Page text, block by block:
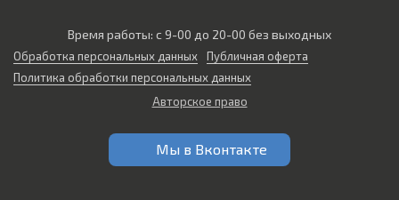
Время работы: с 9-00 до 20-00 без выходных
Обработка персональных данных
Публичная оферта
Политика обработки персональных данных
Авторское право
Мы в Вконтакте